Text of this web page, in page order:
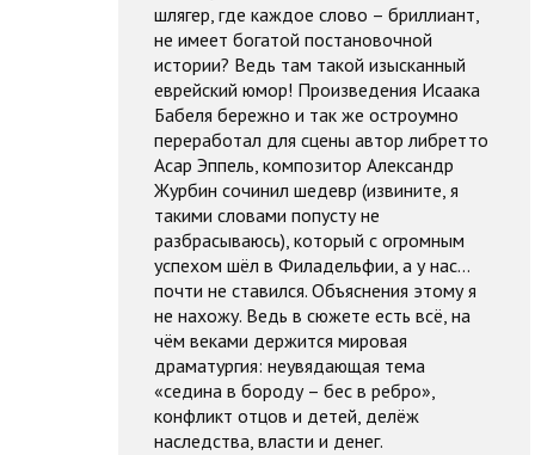
шлягер, где каждое слово – бриллиант,
не имеет богатой постановочной
истории? Ведь там такой изысканный
еврейский юмор! Произведения Исаака
Бабеля бережно и так же остроумно
переработал для сцены автор либретто
Асар Эппель, композитор Александр
Журбин сочинил шедевр (извините, я
такими словами попусту не
разбрасываюсь), который с огромным
успехом шёл в Филадельфии, а у нас…
почти не ставился. Объяснения этому я
не нахожу. Ведь в сюжете есть всё, на
чём веками держится мировая
драматургия: неувядающая тема
«седина в бороду – бес в ребро»,
конфликт отцов и детей, делёж
наследства, власти и денег.